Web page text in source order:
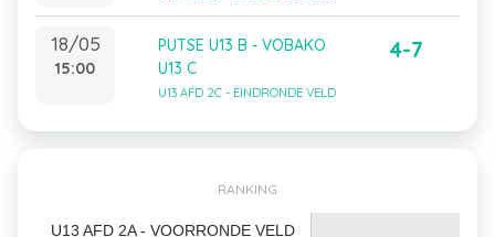
18/05
15:00
PUTSE U13 B - VOBAKO
U13 C
U13 AFD 2C - EINDRONDE VELD
4-7
RANKING
U13 AFD 2A - VOORRONDE VELD